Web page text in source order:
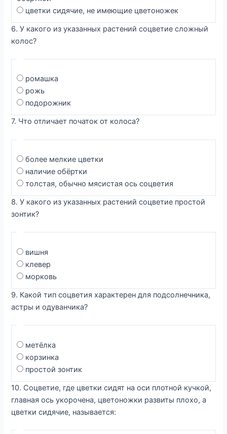
цветки сидячие, не имеющие цветоножек
6. У какого из указанных растений соцветие сложный
колос?
ромашка
рожь
подорожник
7. Что отличает початок от колоса?
более мелкие цветки
наличие обёртки
толстая, обычно мясистая ось соцветия
8. У какого из указанных растений соцветие простой
зонтик?
вишня
клевер
морковь
9. Какой тип соцветия характерен для подсолнечника,
астры и одуванчика?
метёлка
корзинка
простой зонтик
10. Соцветие, где цветки сидят на оси плотной кучкой,
главная ось укорочена, цветоножки развиты плохо, а
цветки сидячие, называется: